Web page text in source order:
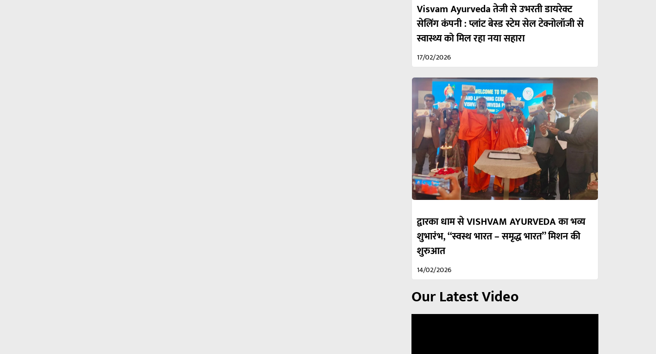
Visvam Ayurveda तेजी से उभरती डायरेक्ट
सेलिंग कंपनी : प्लांट बेस्ड स्टेम सेल टेक्नोलॉजी से
स्वास्थ्य को मिल रहा नया सहारा
17/02/2026
द्वारका धाम से VISHVAM AYURVEDA का भव्य
शुभारंभ, “स्वस्थ भारत – समृद्ध भारत” मिशन की
शुरुआत
14/02/2026
Our Latest Video